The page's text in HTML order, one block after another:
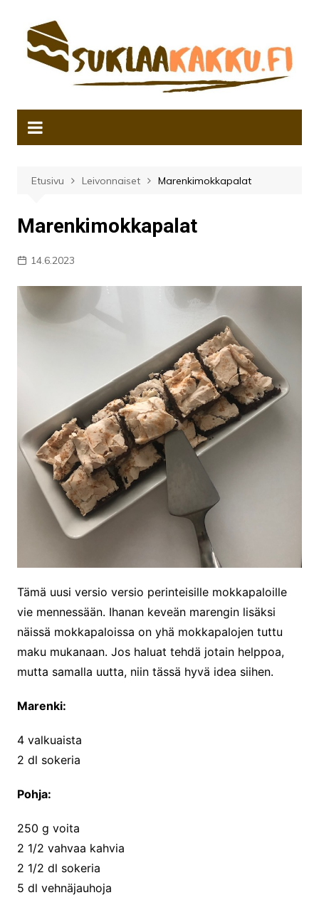
sisältöön
Etusivu Leivonnaiset Marenkimokkapalat
Marenkimokkapalat
14.6.2023
Tämä uusi versio versio perinteisille mokkapaloille
vie mennessään. Ihanan keveän marengin lisäksi
näissä mokkapaloissa on yhä mokkapalojen tuttu
maku mukanaan. Jos haluat tehdä jotain helppoa,
mutta samalla uutta, niin tässä hyvä idea siihen.
Marenki:
4 valkuaista
2 dl sokeria
Pohja:
250 g voita
2 1/2 vahvaa kahvia
2 1/2 dl sokeria
5 dl vehnäjauhoja